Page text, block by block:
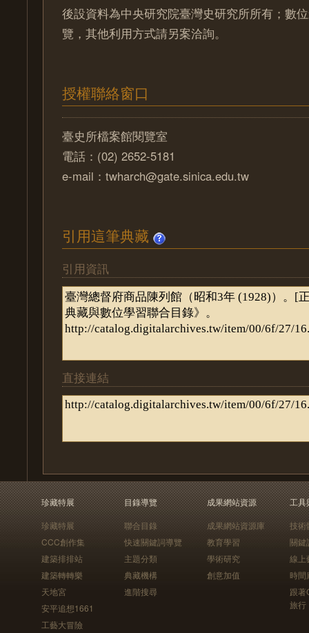
後設資料為中央研究院臺灣史研究所所有；數
覽，其他利用方式請另案洽詢。
授權聯絡窗口
臺史所檔案館閱覽室
電話：(02) 2652-5181
e-mail：twharch@gate.sinica.edu.tw
引用這筆典藏
引用資訊
直接連結
珍藏特展
珍藏特展
CCC創作集
建築排排站
建築轉轉樂
天地宮
安平追想1661
工藝大冒險
目錄導覽
聯合目錄
快速關鍵詞導覽
主題分類
典藏機構
進階搜尋
成果網站資源
成果網站資源庫
教育學習
學術研究
創意加值
工具
技術
關鍵
線上
時間
跟
旅行